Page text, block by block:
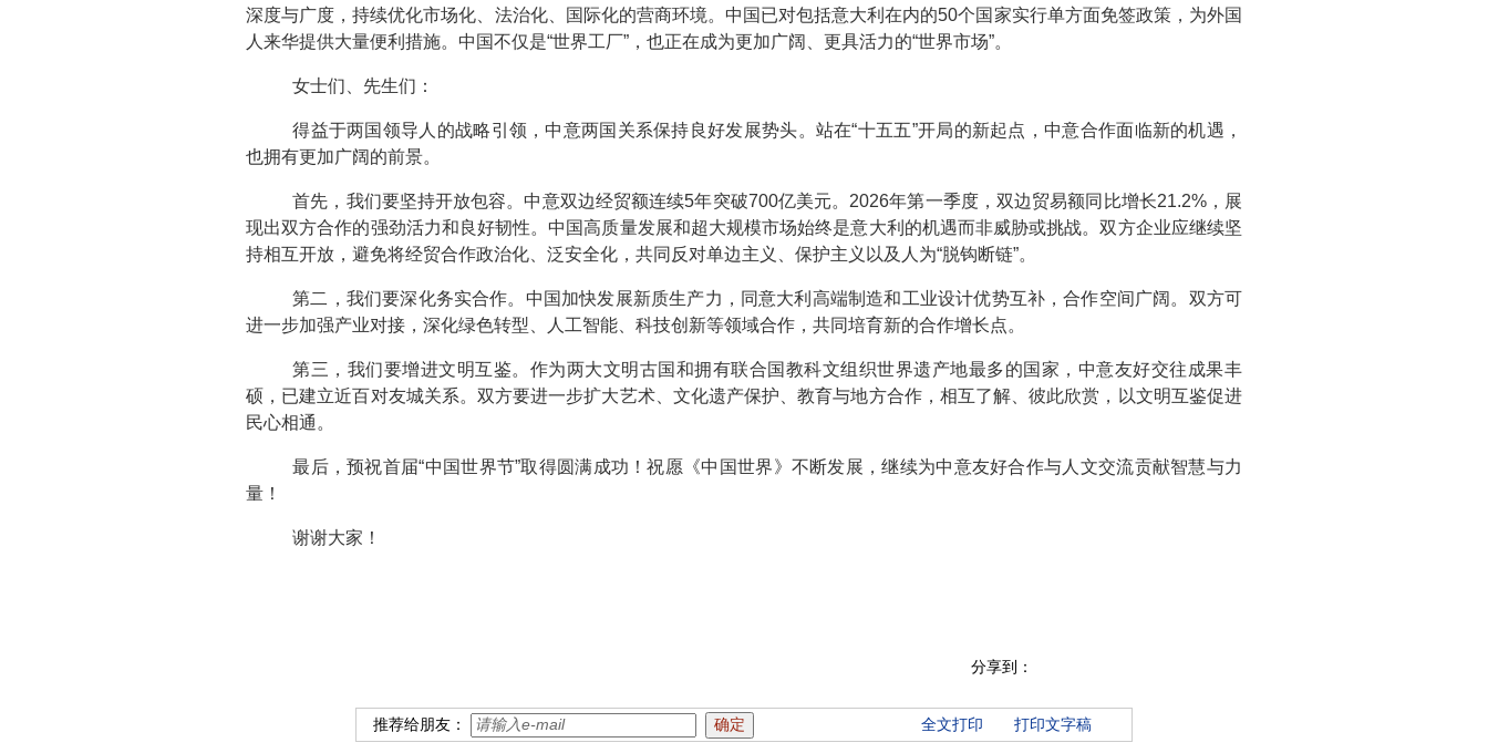
深度与广度，持续优化市场化、法治化、国际化的营商环境。中国已对包括意大利在内的50个国家实行单方面免签政策，为外国
人来华提供大量便利措施。中国不仅是“世界工厂”，也正在成为更加广阔、更具活力的“世界市场”。
女士们、先生们：
得益于两国领导人的战略引领，中意两国关系保持良好发展势头。站在“十五五”开局的新起点，中意合作面临新的机遇，
也拥有更加广阔的前景。
首先，我们要坚持开放包容。中意双边经贸额连续5年突破700亿美元。2026年第一季度，双边贸易额同比增长21.2%，展
现出双方合作的强劲活力和良好韧性。中国高质量发展和超大规模市场始终是意大利的机遇而非威胁或挑战。双方企业应继续坚
持相互开放，避免将经贸合作政治化、泛安全化，共同反对单边主义、保护主义以及人为“脱钩断链”。
第二，我们要深化务实合作。中国加快发展新质生产力，同意大利高端制造和工业设计优势互补，合作空间广阔。双方可
进一步加强产业对接，深化绿色转型、人工智能、科技创新等领域合作，共同培育新的合作增长点。
第三，我们要增进文明互鉴。作为两大文明古国和拥有联合国教科文组织世界遗产地最多的国家，中意友好交往成果丰
硕，已建立近百对友城关系。双方要进一步扩大艺术、文化遗产保护、教育与地方合作，相互了解、彼此欣赏，以文明互鉴促进
民心相通。
最后，预祝首届“中国世界节”取得圆满成功！祝愿《中国世界》不断发展，继续为中意友好合作与人文交流贡献智慧与力
量！
谢谢大家！
分享到：
推荐给朋友： 全文打印 打印文字稿